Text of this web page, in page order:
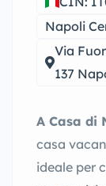
Napoli
Via
137
A Casa di
casa
ideale per